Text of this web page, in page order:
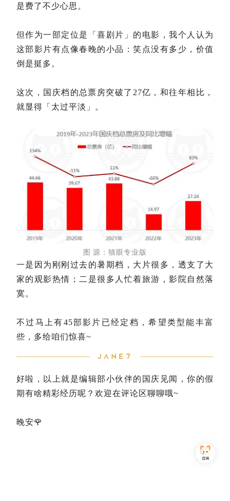
是费了不少心思。
但作为一部定位是「喜剧片」的电影，我个人认为
这部影片有点像春晚的小品：笑点没有多少，价值
倒是挺多。
这次，国庆档的总票房突破了27亿，和往年相比，
就显得「太过平淡」。
图 源：猫眼专业版
一是因为刚刚过去的暑期档，大片很多，透支了大
家的观影热情；二是很多人忙着旅游，影院自然落
寞。
不过马上有45部影片已经定档，希望类型能丰富
些，多给咱们惊喜~
好啦，以上就是编辑部小伙伴的国庆见闻，你的假
期有啥精彩经历呢？欢迎在评论区聊聊哦~
晚安🌹